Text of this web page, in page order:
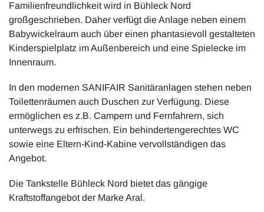
Familienfreundlichkeit wird in Bühleck Nord
großgeschrieben. Daher verfügt die Anlage neben einem
Babywickelraum auch über einen phantasievoll gestalteten
Kinderspielplatz im Außenbereich und eine Spielecke im
Innenraum.
In den modernen SANIFAIR Sanitäranlagen stehen neben
Toilettenräumen auch Duschen zur Verfügung. Diese
ermöglichen es z.B. Campern und Fernfahrern, sich
unterwegs zu erfrischen. Ein behindertengerechtes WC
sowie eine Eltern-Kind-Kabine vervollständigen das
Angebot.
Die Tankstelle Bühleck Nord bietet das gängige
Kraftstoffangebot der Marke Aral.